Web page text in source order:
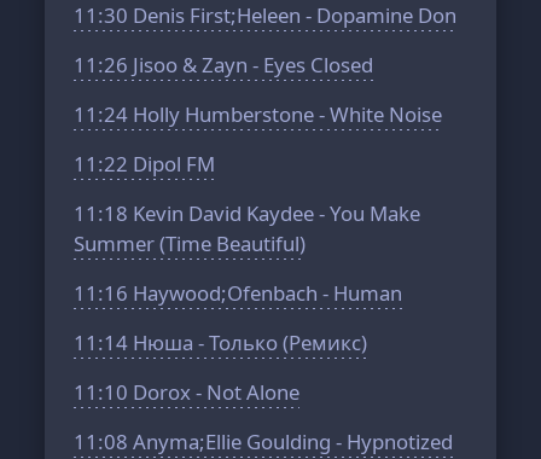
11:30 Denis First;Heleen - Dopamine Don
11:26 Jisoo & Zayn - Eyes Closed
11:24 Holly Humberstone - White Noise
11:22 Dipol FM
11:18 Kevin David Kaydee - You Make
Summer (Time Beautiful)
11:16 Haywood;Ofenbach - Human
11:14 Нюша - Только (Ремикс)
11:10 Dorox - Not Alone
11:08 Anyma;Ellie Goulding - Hypnotized